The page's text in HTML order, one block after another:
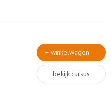
+ winkelwagen
bekijk cursus